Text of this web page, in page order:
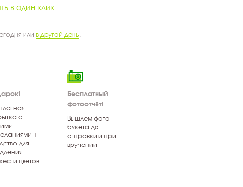
в один клик
или в другой день
с
+
для
цветов
Бесплатный
фотоотчёт!
Вышлем фото
букета до
отправки и при
вручении